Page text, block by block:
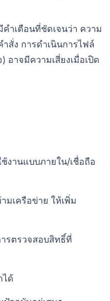
คำเตือนที่ชัดเจนว่า ความ
สั่ง การดำเนินการไฟล์
อาจมีความเสี่ยงเมื่อเปิด
งานแบบภายใน/เชื่อถือ
มเครือข่าย ให้เพิ่ม
รตรวจสอบสิทธิ์ที่
ได้